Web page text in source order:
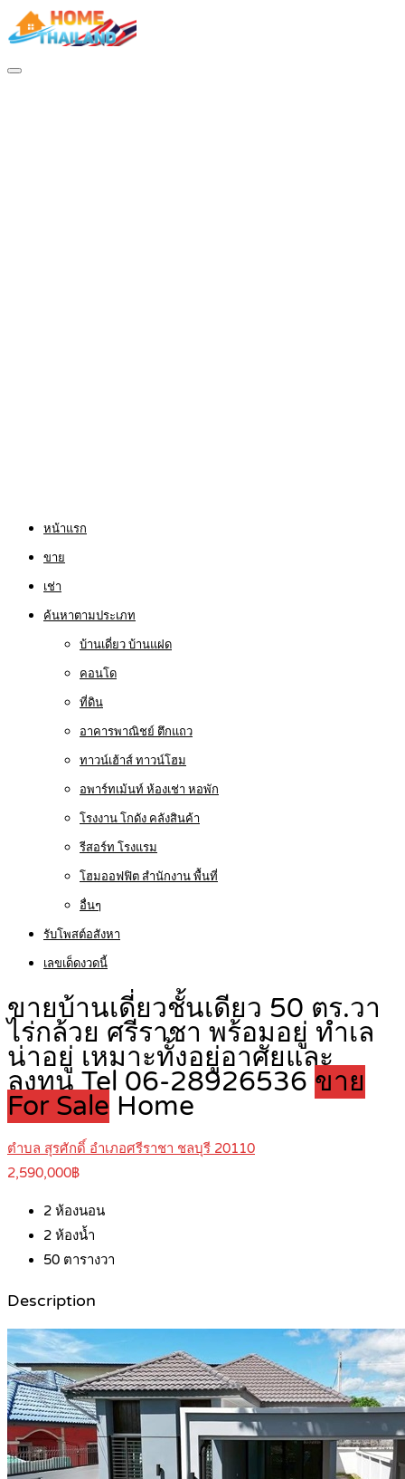
หน้าแรก
ขาย
เช่า
ค้นหาตามประเภท
บ้านเดี่ยว บ้านแฝด
คอนโด
ที่ดิน
อาคารพาณิชย์ ตึกแถว
ทาวน์เฮ้าส์ ทาวน์โฮม
อพาร์ทเม้นท์ ห้องเช่า หอพัก
โรงงาน โกดัง คลังสินค้า
รีสอร์ท โรงแรม
โฮมออฟฟิต สำนักงาน พื้นที่
อื่นๆ
รับโพสต์อสังหา
เลขเด็ดงวดนี้
ขายบ้านเดี่ยวชั้นเดียว 50 ตร.วา
ไร่กล้วย ศรีราชา พร้อมอยู่ ทำเล
น่าอยู่ เหมาะทั้งอยู่อาศัยและ
ลงทุน Tel 06-28926536 ขาย
For Sale Home
ตำบล สุรศักดิ์ อำเภอศรีราชา ชลบุรี 20110
2,590,000฿
2 ห้องนอน
2 ห้องน้ำ
50 ตารางวา
Description